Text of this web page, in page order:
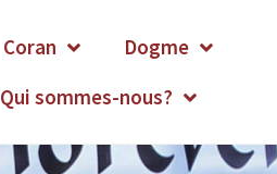
Coran
Dogme
Qui sommes-nous?